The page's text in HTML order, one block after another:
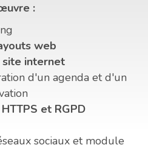
:
web
site internet
d'un agenda et d'un
HTTPS et RGPD
sociaux et module